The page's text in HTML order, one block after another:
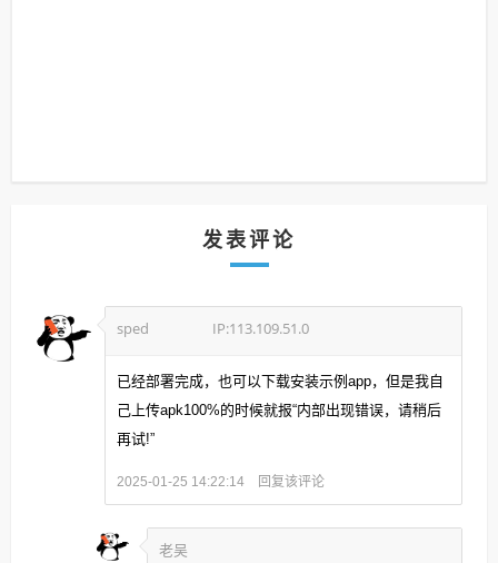
发表评论
sped IP:113.109.51.0
已经部署完成，也可以下载安装示例app，但是我自
己上传apk100%的时候就报“内部出现错误，请稍后
再试!”
2025-01-25 14:22:14 回复该评论
老吴